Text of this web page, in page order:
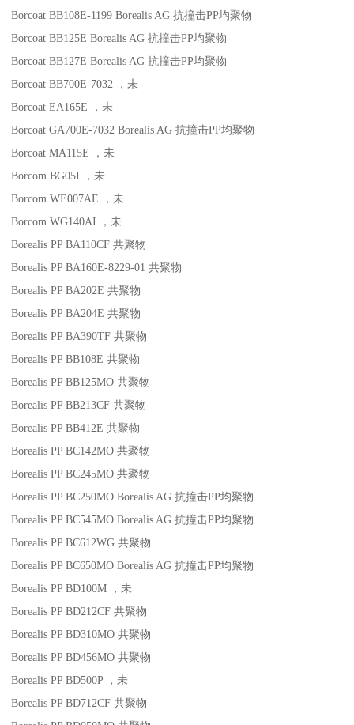
Borcoat BB108E-1199 Borealis AG 抗撞击PP均聚物
Borcoat BB125E Borealis AG 抗撞击PP均聚物
Borcoat BB127E Borealis AG 抗撞击PP均聚物
Borcoat BB700E-7032
，未
Borcoat EA165E
，未
Borcoat GA700E-7032 Borealis AG 抗撞击PP均聚物
Borcoat MA115E
，未
Borcom BG05I
，未
Borcom WE007AE
，未
Borcom WG140AI
，未
Borealis PP BA110CF 共聚物
Borealis PP BA160E-8229-01 共聚物
Borealis PP BA202E 共聚物
Borealis PP BA204E 共聚物
Borealis PP BA390TF 共聚物
Borealis PP BB108E 共聚物
Borealis PP BB125MO 共聚物
Borealis PP BB213CF 共聚物
Borealis PP BB412E 共聚物
Borealis PP BC142MO 共聚物
Borealis PP BC245MO 共聚物
Borealis PP BC250MO Borealis AG 抗撞击PP均聚物
Borealis PP BC545MO Borealis AG 抗撞击PP均聚物
Borealis PP BC612WG 共聚物
Borealis PP BC650MO Borealis AG 抗撞击PP均聚物
Borealis PP BD100M
，未
Borealis PP BD212CF 共聚物
Borealis PP BD310MO 共聚物
Borealis PP BD456MO 共聚物
Borealis PP BD500P
，未
Borealis PP BD712CF 共聚物